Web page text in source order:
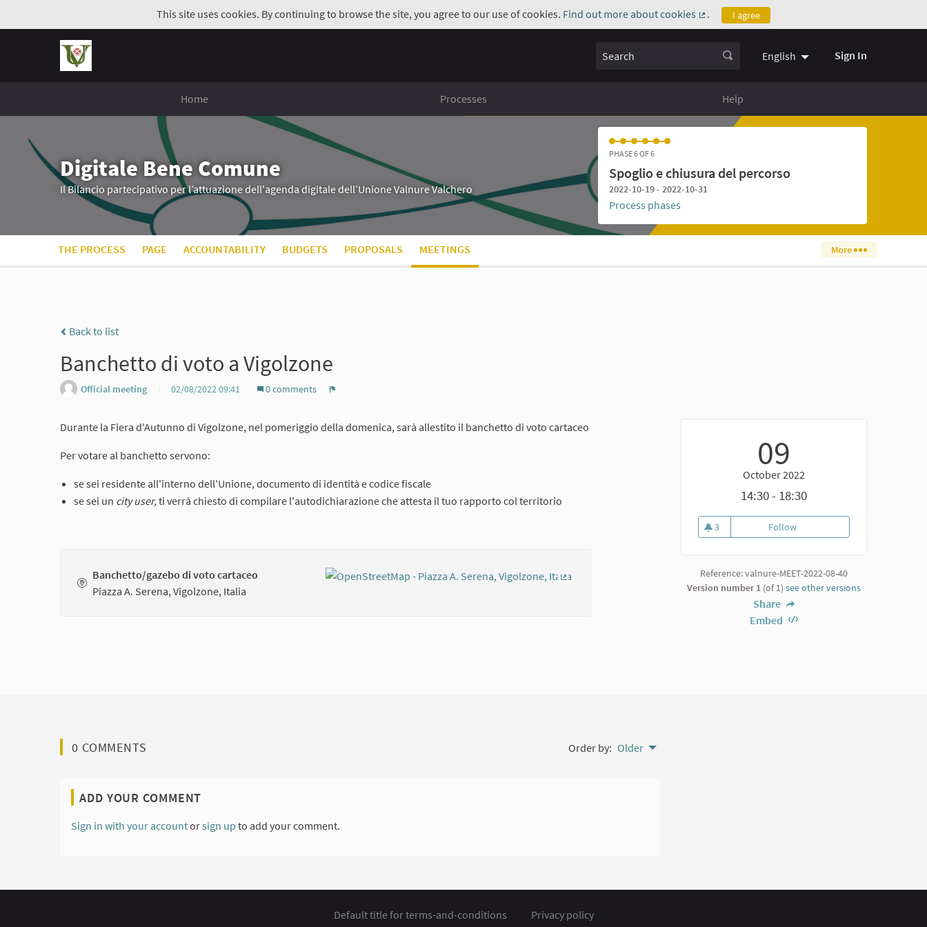
This site uses cookies. By continuing to browse the site, you agree to our use of cookies. Find out more about cookies
(External link)
. I agree
Search English Sign In
Home Processes Help
Digitale Bene Comune
Il Bilancio partecipativo per l’attuazione dell'agenda digitale dell’Unione Valnure Valchero
PHASE 6 OF 6
Spoglio e chiusura del percorso
2022-10-19 - 2022-10-31
Process phases
THE PROCESS PAGE ACCOUNTABILITY BUDGETS PROPOSALS MEETINGS More
Back to list
Banchetto di voto a Vigolzone
Official meeting 02/08/2022 09:41 0 comments
09
October 2022
14:30 - 18:30
3
3 followers
FollowBanchetto di voto a Vigolzone
Reference: valnure-MEET-2022-08-40
Version number 1 (of 1) see other versions
Share
Embed
Durante la Fiera d'Autunno di Vigolzone, nel pomeriggio della domenica, sarà allestito il banchetto di voto cartaceo
Per votare al banchetto servono:
se sei residente all'interno dell'Unione, documento di identità e codice fiscale
se sei un city user,ti verrà chiesto di compilare l'autodichiarazione che attesta il tuo rapporto col territorio
Banchetto/gazebo di voto cartaceo
Piazza A. Serena, Vigolzone, Italia
0 COMMENTS Order by: Older
ADD YOUR COMMENT
Sign in with your accountorsign up to add your comment.
Default title for terms-and-conditions
Privacy policy